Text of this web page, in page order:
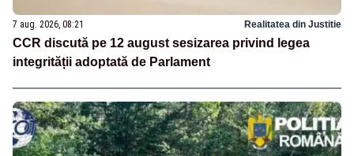
7 aug. 2026, 08:21 Realitatea din Justitie
CCR discută pe 12 august sesizarea privind legea
integrității adoptată de Parlament